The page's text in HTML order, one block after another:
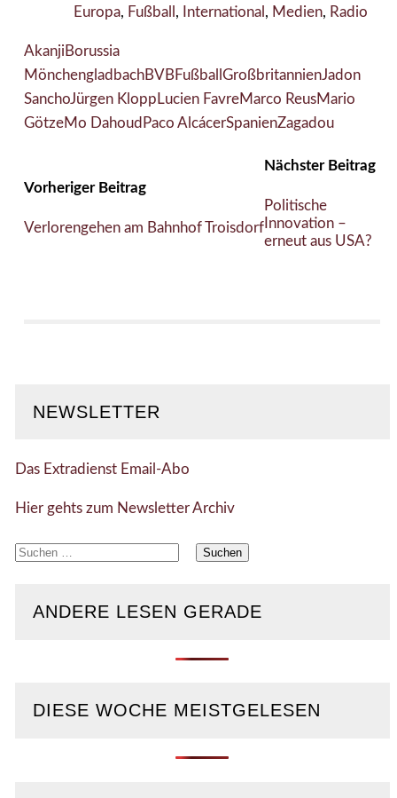
Europa, Fußball , International , Medien, Radio
Akanji Borussia
MönchengladbachBVBFußball GroßbritannienJadon
SanchoJürgen Klopp Lucien FavreMarco ReusMario
GötzeMo Dahoud Paco AlcácerSpanienZagadou
Vorheriger Beitrag
Verlorengehen am Bahnhof Troisdorf
Nächster Beitrag
Politische
Innovation –
erneut aus USA?
NEWSLETTER
Das Extradienst Email-Abo
Hier gehts zum Newsletter Archiv
Suchen
ANDERE LESEN GERADE
DIESE WOCHE MEISTGELESEN